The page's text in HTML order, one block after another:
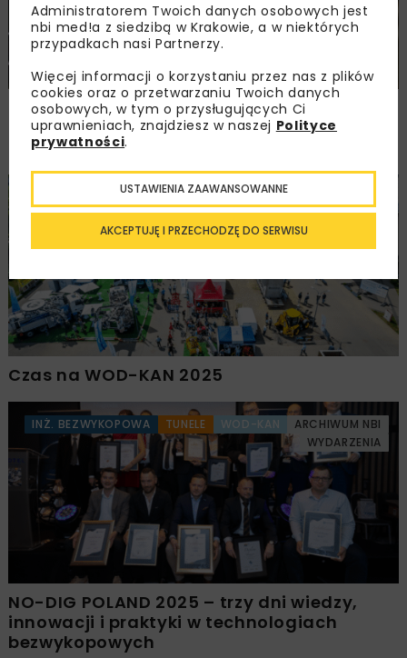
Nowelizacja ustawy o zbiorowym
zaopatrzeniu w wodę i odprowadzaniu
ścieków przyjęta przez Radę Ministrów
WOD-KAN ARCHIWUM NBI
Czas na WOD-KAN 2025
INŻ. BEZWYKOPOWA TUNELE WOD-KAN
ARCHIWUM NBI
WYDARZENIA
NO-DIG POLAND 2025 – trzy dni wiedzy,
innowacji i praktyki w technologiach
bezwykopowych
Administratorem Twoich danych osobowych jest
nbi med!a z siedzibą w Krakowie, a w niektórych
przypadkach nasi Partnerzy.
Więcej informacji o korzystaniu przez nas z plików
cookies oraz o przetwarzaniu Twoich danych
osobowych, w tym o przysługujących Ci
uprawnieniach, znajdziesz w naszej Polityce
prywatności.
AKCEPTUJĘ I PRZECHODZĘ DO SERWISU
USTAWIENIA ZAAWANSOWANNE